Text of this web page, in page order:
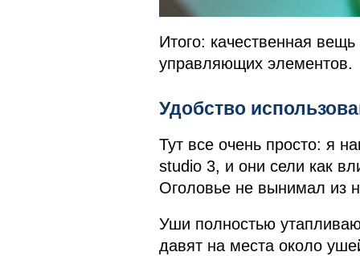
Итого: качественная
управляющих элементов.
Удобство
Тут все очень просто: я
studio 3, и они сели как
Оголовье не вынимал из
Уши полностью
давят на места около